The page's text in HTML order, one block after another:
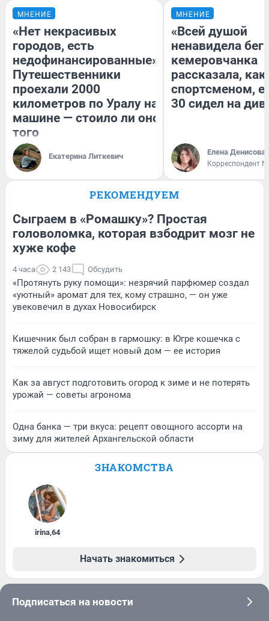
МНЕНИЕ
«Нет некрасивых
городов, есть
недофинансированные».
Путешественники
проехали 2000
километров по Уралу на
машине — стоило ли оно
того
Екатерина Литкевич
МНЕНИЕ
«Всей душой
ненавидела
кемеровчанка
рассказала, как
спортсменом,
30 сидел на
Елена Денисова
Корреспондент
РЕКОМЕНДУЕМ
Сыграем в «Ромашку»? Простая
головоломка, которая взбодрит мозг не
хуже кофе
4 часа 2 143 Обсудить
«Протянуть руку помощи»: незрячий парфюмер создал
«уютный» аромат для тех, кому страшно, — он уже
увековечил в духах Новосибирск
Кишечник был собран в гармошку: в Югре кошечка с
тяжелой судьбой ищет новый дом — ее история
Как за август подготовить огород к зиме и не потерять
урожай — советы агронома
Одна банка — три вкуса: рецепт овощного ассорти на
зиму для жителей Архангельской области
ЗНАКОМСТВА
irina,64
Начать знакомиться
Подписаться на новости